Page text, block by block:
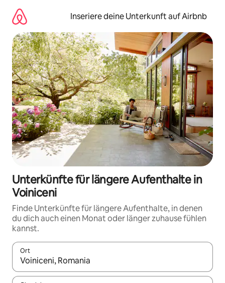
Inhalten
springen
Inseriere deine Unterkunft auf Airbnb
Unterkünfte für längere Aufenthalte in
Voiniceni
Finde Unterkünfte für längere Aufenthalte, in denen
du dich auch einen Monat oder länger zuhause fühlen
kannst.
Ort
Wenn Ergebnisse verfügbar sind, navigiere mit den